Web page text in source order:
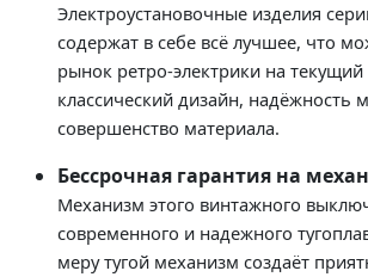
Электроустановочные изделия
содержат в себе всё лучшее, что
рынок ретро-электрики на
классический дизайн, надёжность
совершенство материала.
Бессрочная гарантия на
Механизм этого винтажного
современного и надежного
меру тугой механизм создаёт